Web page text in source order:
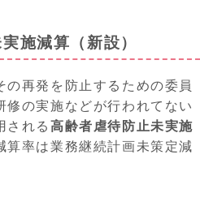
施減算（新設）
再発を防止するための委員
修の実施などが行われてない
される高齢者虐待防止未実施
算率は業務継続計画未策定減